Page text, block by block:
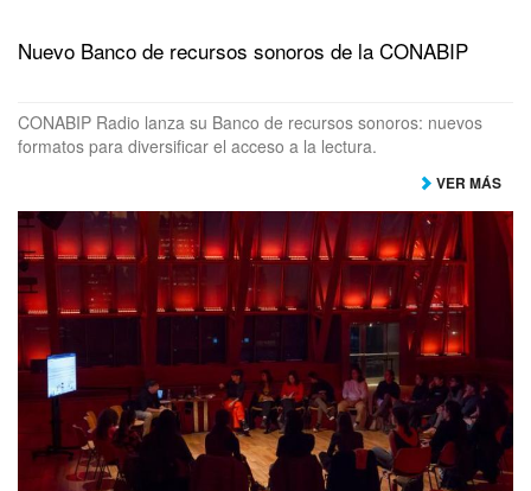
Nuevo Banco de recursos sonoros de la CONABIP
CONABIP Radio lanza su Banco de recursos sonoros: nuevos
formatos para diversificar el acceso a la lectura.
VER MÁS